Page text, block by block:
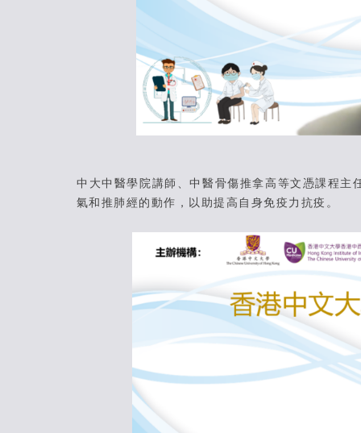
中大中醫學院講師、中醫骨傷推拿高等文憑課程主
氣和推肺經的動作，以助提高自身免疫力抗疫。